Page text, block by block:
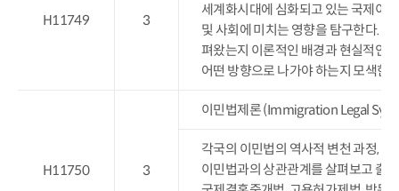
H11749 3
세계화시대에 심화되고 있는 국제이
및 사회에 미치는 영향을 탐구한다.
펴왔는지 이론적인 배경과 현실적인
어떤 방향으로 나가야 하는지 모색한
H11750 3
이민법제론 (Immigration Legal
각국의 이민법의 역사적 변천 과정,
이민법과의 상관관계를 살펴보고 출